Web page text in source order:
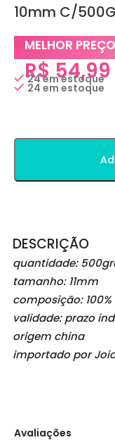
10mm C/
MELHOR
R$54,99
24 em estoque
24 em estoque
DESCRIÇÃO
quantidade:
tamanho: 11mm
composição: 100%
validade: prazo
origem china
importado por
Avaliações